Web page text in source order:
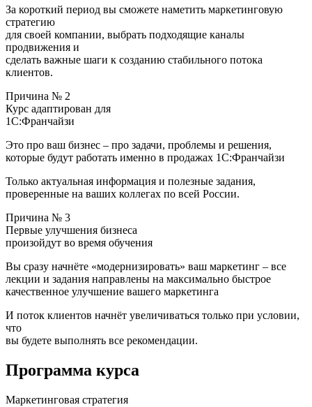
За короткий период вы сможете наметить маркетинговую
стратегию
для своей компании, выбрать подходящие каналы
продвижения и
сделать важные шаги к созданию стабильного потока
клиентов.
Причина № 2
Курс адаптирован для
1С:Франчайзи
Это про ваш бизнес – про задачи, проблемы и решения,
которые будут работать именно в продажах 1С:Франчайзи
Только актуальная информация и полезные задания,
проверенные на ваших коллегах по всей России.
Причина № 3
Первые улучшения бизнеса
произойдут во время обучения
Вы сразу начнёте «модернизировать» ваш маркетинг – все
лекции и задания направлены на максимально быстрое
качественное улучшение вашего маркетинга
И поток клиентов начнёт увеличиваться только при условии,
что
вы будете выполнять все рекомендации.
Программа курса
Маркетинговая стратегия